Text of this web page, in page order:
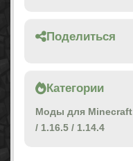
Поделиться
Категории
Моды для Minecraft
/ 1.16.5 / 1.14.4